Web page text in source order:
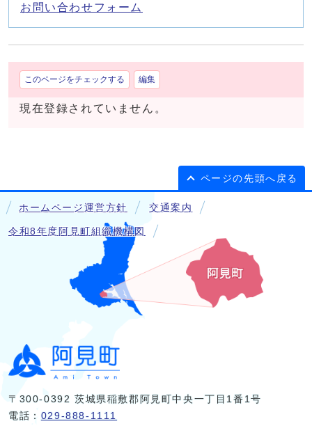
お問い合わせフォーム
このページをチェックする 編集
現在登録されていません。
ページの先頭へ戻る
ホームページ運営方針 交通案内
令和8年度阿見町組織機構図
〒300-0392 茨城県稲敷郡阿見町中央一丁目1番1号
電話： 029-888-1111